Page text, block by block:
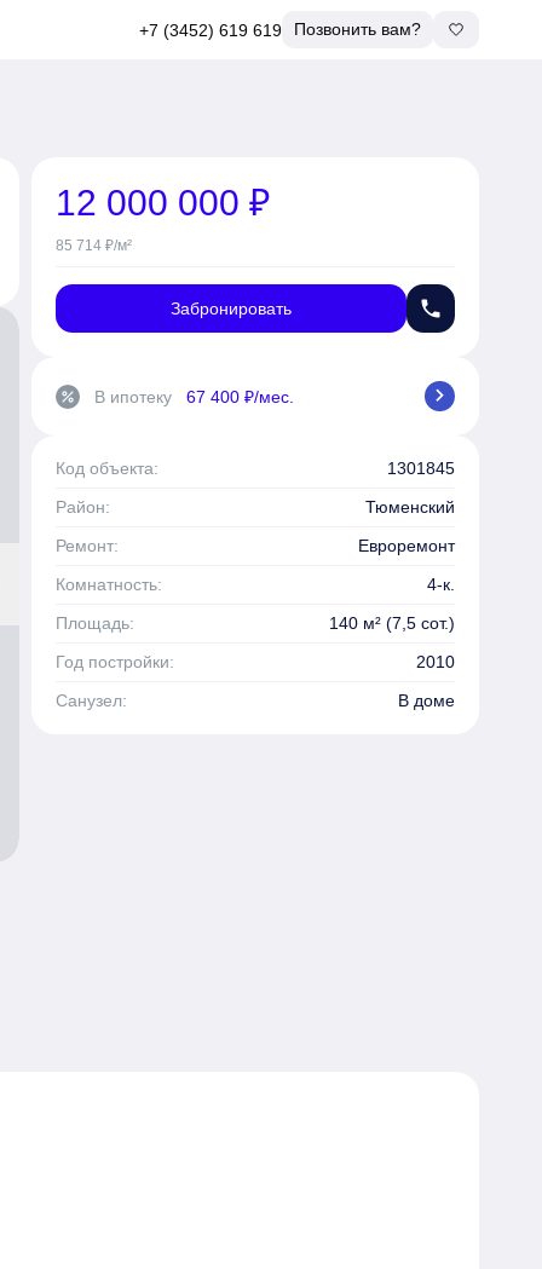
+7 (3452) 619 619 Позвонить вам?
12 000 000 ₽
85 714 ₽/м²
Забронировать phone
percent В ипотеку 67 400 ₽/мес. chevron_right
Код объекта:
1301845
Район:
Тюменский
Ремонт:
Евроремонт
Комнатность:
4-к.
Площадь:
140 м² (7,5 сот.)
Год постройки:
2010
Санузел:
В доме